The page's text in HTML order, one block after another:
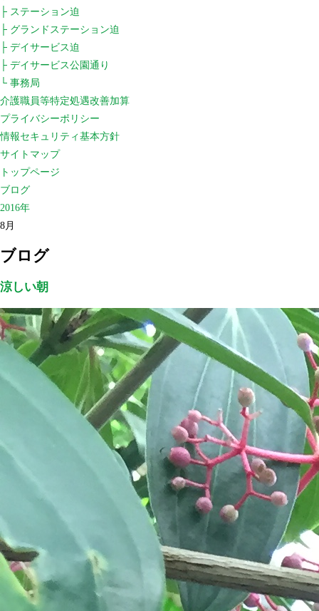
├ ステーション迫
├ グランドステーション迫
├ デイサービス迫
├ デイサービス公園通り
└ 事務局
介護職員等特定処遇改善加算
プライバシーポリシー
情報セキュリティ基本方針
サイトマップ
トップページ
ブログ
2016年
8月
ブログ
涼しい朝